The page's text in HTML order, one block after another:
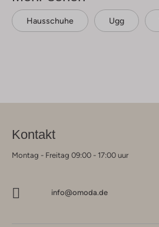
Hausschuhe Ugg
Kontakt
Montag - Freitag 09:00 - 17:00 uur
info@omoda.de